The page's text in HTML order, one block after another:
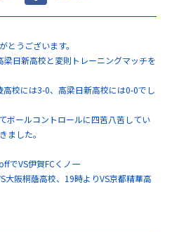
とうございます。
日新高校と変則トレーニングマッチを
校には3-0、高梁日新高校には0-0でし
ボールコントロールに四苦八苦してい
ました。
でVS伊賀FCくノ一
大阪桐蔭高校、19時よりVS京都精華高